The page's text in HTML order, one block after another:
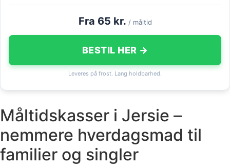
Fra 65 kr. / måltid
BESTIL HER →
Leveres på frost. Lang holdbarhed.
Måltidskasser i Jersie –
nemmere hverdagsmad til
familier og singler